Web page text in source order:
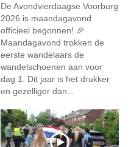
De Avondvierdaagse Voorburg
2026 is maandagavond
officieel begonnen! 🎉
Maandagavond trokken de
eerste wandelaars de
wandelschoenen aan voor
dag 1. Dit jaar is het drukker
en gezelliger dan...